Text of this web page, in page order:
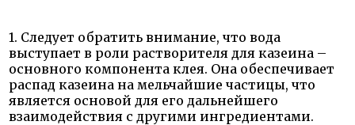
1. Следует обратить внимание, что вода
выступает в роли растворителя для казеина –
основного компонента клея. Она обеспечивает
распад казеина на мельчайшие частицы, что
является основой для его дальнейшего
взаимодействия с другими ингредиентами.